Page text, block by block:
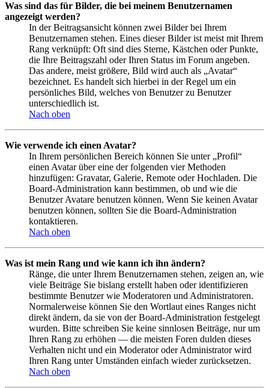
Was sind das für Bilder, die bei meinem Benutzernamen
angezeigt werden?
In der Beitragsansicht können zwei Bilder bei Ihrem
Benutzernamen stehen. Eines dieser Bilder ist meist mit Ihrem
Rang verknüpft: Oft sind dies Sterne, Kästchen oder Punkte,
die Ihre Beitragszahl oder Ihren Status im Forum angeben.
Das andere, meist größere, Bild wird auch als „Avatar“
bezeichnet. Es handelt sich hierbei in der Regel um ein
persönliches Bild, welches von Benutzer zu Benutzer
unterschiedlich ist.
Nach oben
Wie verwende ich einen Avatar?
In Ihrem persönlichen Bereich können Sie unter „Profil“
einen Avatar über eine der folgenden vier Methoden
hinzufügen: Gravatar, Galerie, Remote oder Hochladen. Die
Board-Administration kann bestimmen, ob und wie die
Benutzer Avatare benutzen können. Wenn Sie keinen Avatar
benutzen können, sollten Sie die Board-Administration
kontaktieren.
Nach oben
Was ist mein Rang und wie kann ich ihn ändern?
Ränge, die unter Ihrem Benutzernamen stehen, zeigen an, wie
viele Beiträge Sie bislang erstellt haben oder identifizieren
bestimmte Benutzer wie Moderatoren und Administratoren.
Normalerweise können Sie den Wortlaut eines Ranges nicht
direkt ändern, da sie von der Board-Administration festgelegt
wurden. Bitte schreiben Sie keine sinnlosen Beiträge, nur um
Ihren Rang zu erhöhen — die meisten Foren dulden dieses
Verhalten nicht und ein Moderator oder Administrator wird
Ihren Rang unter Umständen einfach wieder zurücksetzen.
Nach oben